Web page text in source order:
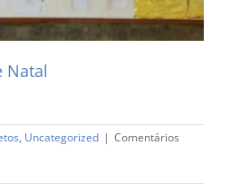
Natal
, Uncategorized | Comentários